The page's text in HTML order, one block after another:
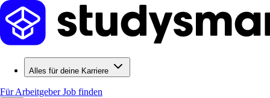
Alles für deine Karriere
Für ArbeitgeberJob finden